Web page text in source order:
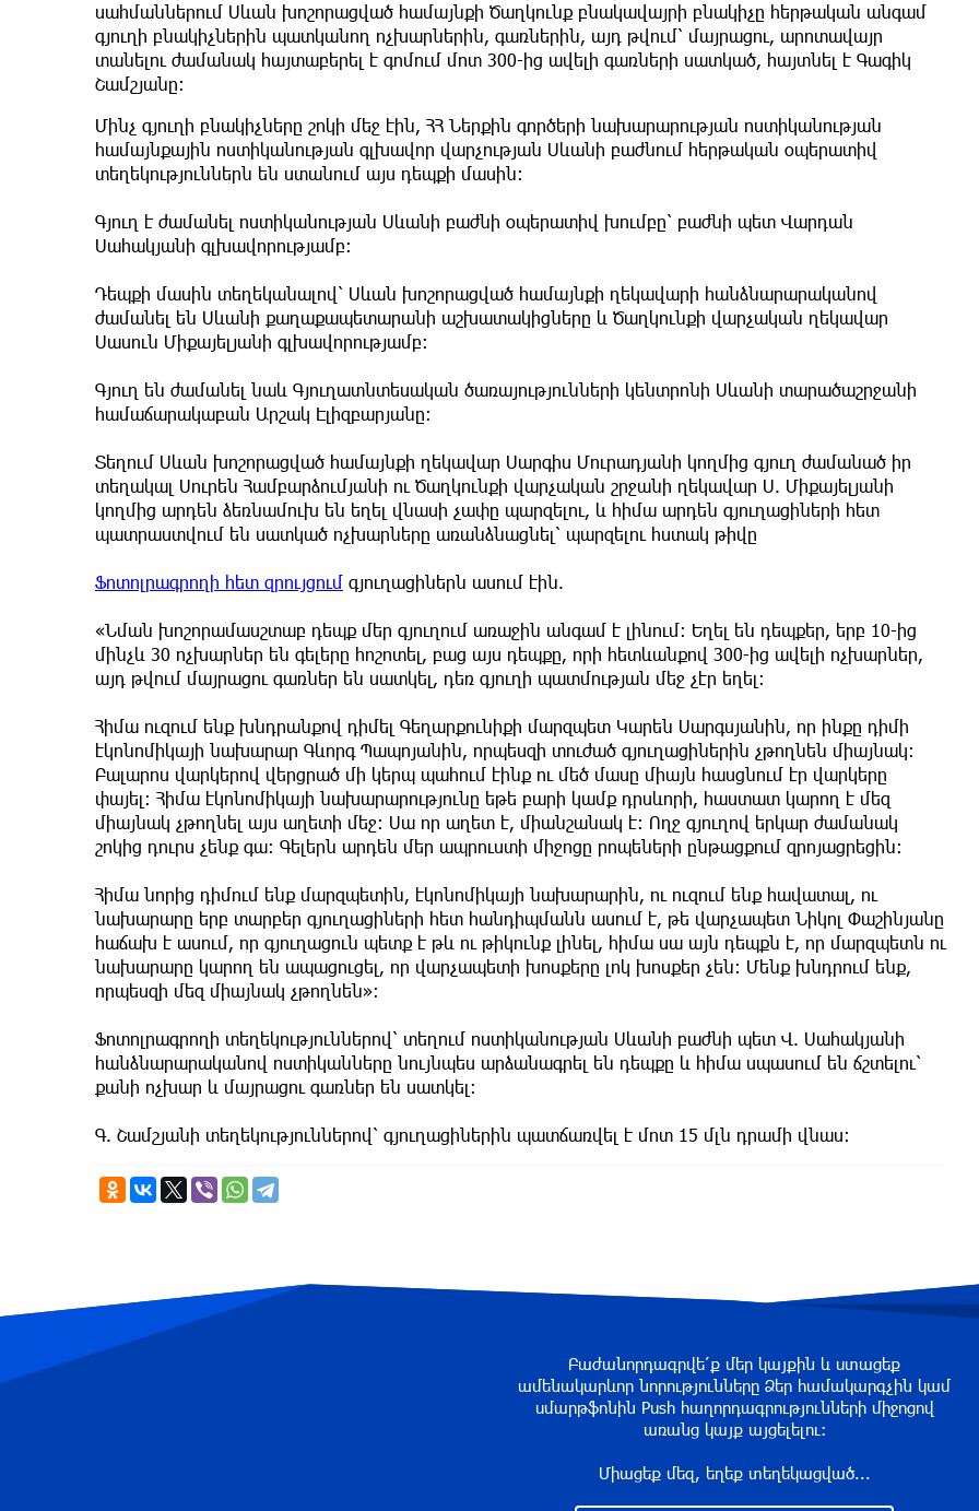
սահմաններում Սևան խոշորացված համայնքի Ծաղկունք բնակավայրի բնակիչը հերթական անգամ
գյուղի բնակիչներին պատկանող ոչխարներին, գառներին, այդ թվում՝ մայրացու, արոտավայր
տանելու ժամանակ հայտաբերել է գոմում մոտ 300-ից ավելի գառների սատկած, հայտնել է Գագիկ
Շամշյանը։
Մինչ գյուղի բնակիչները շոկի մեջ էին, ՀՀ Ներքին գործերի նախարարության ոստիկանության
համայնքային ոստիկանության գլխավոր վարչության Սևանի բաժնում հերթական օպերատիվ
տեղեկություններն են ստանում այս դեպքի մասին։
Գյուղ է ժամանել ոստիկանության Սևանի բաժնի օպերատիվ խումբը՝ բաժնի պետ Վարդան
Սահակյանի գլխավորությամբ։
Դեպքի մասին տեղեկանալով՝ Սևան խոշորացված համայնքի ղեկավարի հանձնարարականով
ժամանել են Սևանի քաղաքապետարանի աշխատակիցները և Ծաղկունքի վարչական ղեկավար
Սասուն Միքայելյանի գլխավորությամբ։
Գյուղ են ժամանել նաև Գյուղատնտեսական ծառայությունների կենտրոնի Սևանի տարածաշրջանի
համաճարակաբան Արշակ Էլիզբարյանը։
Տեղում Սևան խոշորացված համայնքի ղեկավար Սարգիս Մուրադյանի կողմից գյուղ ժամանած իր
տեղակալ Սուրեն Համբարձումյանի ու Ծաղկունքի վարչական շրջանի ղեկավար Ս. Միքայելյանի
կողմից արդեն ձեռնամուխ են եղել վնասի չափը պարզելու, և հիմա արդեն գյուղացիների հետ
պատրաստվում են սատկած ոչխարները առանձնացնել՝ պարզելու հստակ թիվը
Ֆոտոլրագրողի հետ զրույցում գյուղացիներն ասում էին.
«Նման խոշորամասշտաբ դեպք մեր գյուղում առաջին անգամ է լինում։ Եղել են դեպքեր, երբ 10-ից
մինչև 30 ոչխարներ են գելերը հոշոտել, բաց այս դեպքը, որի հետևանքով 300-ից ավելի ոչխարներ,
այդ թվում մայրացու գառներ են սատկել, դեռ գյուղի պատմության մեջ չէր եղել։
Հիմա ուզում ենք խնդրանքով դիմել Գեղարքունիքի մարզպետ Կարեն Սարգսյանին, որ ինքը դիմի
էկոնոմիկայի նախարար Գևորգ Պապոյանին, որպեսզի տուժած գյուղացիներին չթողնեն միայնակ։
Բալարոս վարկերով վերցրած մի կերպ պահում էինք ու մեծ մասը միայն հասցնում էր վարկերը
փայել։ Հիմա էկոնոմիկայի նախարարությունը եթե բարի կամք դրսևորի, հաստատ կարող է մեզ
միայնակ չթողնել այս աղետի մեջ։ Սա որ աղետ է, միանշանակ է։ Ողջ գյուղով երկար ժամանակ
շոկից դուրս չենք գա։ Գելերն արդեն մեր ապրուստի միջոցը րոպեների ընթացքում զրոյացրեցին։
Հիմա նորից դիմում ենք մարզպետին, էկոնոմիկայի նախարարին, ու ուզում ենք հավատալ, ու
նախարարը երբ տարբեր գյուղացիների հետ հանդիպմանն ասում է, թե վարչապետ Նիկոլ Փաշինյանը
հաճախ է ասում, որ գյուղացուն պետք է թև ու թիկունք լինել, հիմա սա այն դեպքն է, որ մարզպետն ու
նախարարը կարող են ապացուցել, որ վարչապետի խոսքերը լոկ խոսքեր չեն։ Մենք խնդրում ենք,
որպեսզի մեզ միայնակ չթողնեն»։
Ֆոտոլրագրողի տեղեկություններով՝ տեղում ոստիկանության Սևանի բաժնի պետ Վ. Սահակյանի
հանձնարարականով ոստիկանները նույնպես արձանագրել են դեպքը և հիմա սպասում են ճշտելու՝
քանի ոչխար և մայրացու գառներ են սատկել։
Գ. Շամշյանի տեղեկություններով՝ գյուղացիներին պատճառվել է մոտ 15 մլն դրամի վնաս։
Բաժանորդագրվե՛ք մեր կայքին և ստացեք
ամենակարևոր նորությունները Ձեր համակարգչին կամ
սմարթֆոնին Push հաղորդագրությունների միջոցով
առանց կայք այցելելու։
Միացեք մեզ, եղեք տեղեկացված...